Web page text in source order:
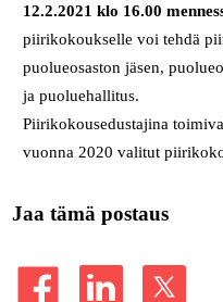
12.2.2021 klo 16.00
piirikokoukselle voi tehdä
puolueosaston jäsen,
ja puoluehallitus.
Piirikokousedustajina
vuonna 2020 valitut
Jaa tämä postaus